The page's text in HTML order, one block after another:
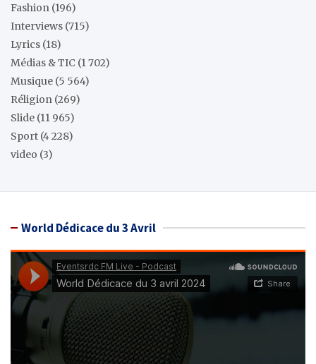
Fashion (196)
Interviews (715)
Lyrics (18)
Médias & TIC (1 702)
Musique (5 564)
Réligion (269)
Slide (11 965)
Sport (4 228)
video (3)
World Dédicace du 3 Avril